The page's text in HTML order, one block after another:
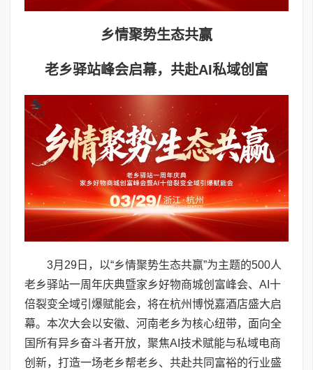
乡情聚势生态共赢
老乡驿站峰会启幕，共赴AI私域创富
3月29日，以“乡情聚势生态共赢”为主题的500人
老乡驿站一周年庆典暨家乡好物商城创富峰会、AI十
倍裂变全域引爆赋能会，将在杭州博悦嘉酒店盛大启
幕。本次大会以安徽、河南老乡为核心纽带，面向全
国所有异乡奋斗者开放，聚焦AI技术赋能与私域电商
创新，打造一场老乡帮老乡、共赴共同富裕的行业盛